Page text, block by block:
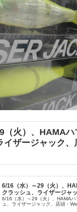
（火）、HAMA
イザージャック
6/16（水）～29（火）、
クラッシュ、ライザージャ
6/16（水）～29（火）、HAMA
ュ、ライザージャック、店頭・